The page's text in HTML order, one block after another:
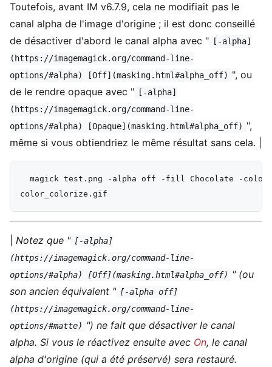
Toutefois, avant IM v6.7.9, cela ne modifiait pas le
canal alpha de l'image d'origine ; il est donc conseillé
de désactiver d'abord le canal alpha avec "
[-alpha]
(https://imagemagick.org/command-line-
options/#alpha) [Off](masking.html#alpha_off) ", ou
de le rendre opaque avec "
[-alpha]
(https://imagemagick.org/command-line-
options/#alpha) [Opaque](masking.html#alpha_off) ",
même si vous obtiendriez le même résultat sans cela. |
magick test.png -alpha off -fill Chocolate -
Notez que " [-alpha]
(https://imagemagick.org/command-line-
options/#alpha) [Off](masking.html#alpha_off) " (ou
son ancien équivalent " [-alpha off]
(https://imagemagick.org/command-line-
options/#matte) ") ne fait que désactiver le canal
alpha. Si vous le réactivez ensuite avec On, le canal
alpha d'origine (qui a été préservé) sera restauré.